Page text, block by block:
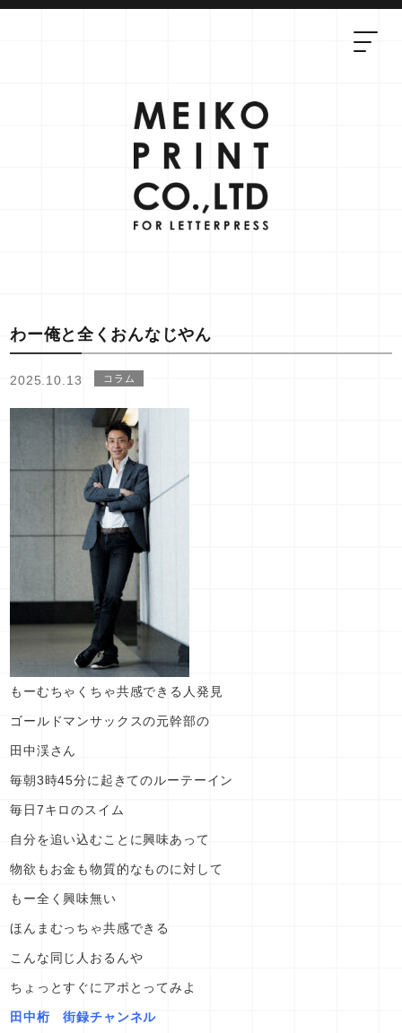
わー俺と全くおんなじやん
2025.10.13 コラム
もーむちゃくちゃ共感できる人発見
ゴールドマンサックスの元幹部の
田中渓さん
毎朝3時45分に起きてのルーテーイン
毎日7キロのスイム
自分を追い込むことに興味あって
物欲もお金も物質的なものに対して
もー全く興味無い
ほんまむっちゃ共感できる
こんな同じ人おるんや
ちょっとすぐにアポとってみよ
田中桁 街録チャンネル